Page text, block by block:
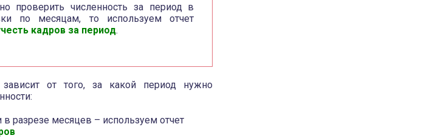
проверить численность за период в
по месяцам, то используем отчет
кадров за период.
от того, за какой период нужно
в разрезе месяцев – используем отчет